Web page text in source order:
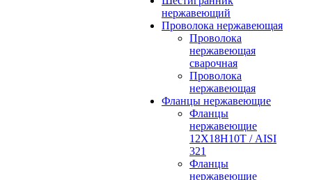
нержавеющий
Проволока нержавеющая
Проволока
нержавеющая
сварочная
Проволока
нержавеющая
Фланцы нержавеющие
Фланцы
нержавеющие
12Х18Н10Т / AISI
321
Фланцы
нержавеющие